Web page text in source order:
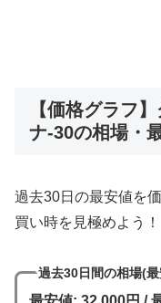
【価格グラフ
ナ-30の相場・
過去30日の最安値を
買い時を見極めよう！
過去30日間の相場(